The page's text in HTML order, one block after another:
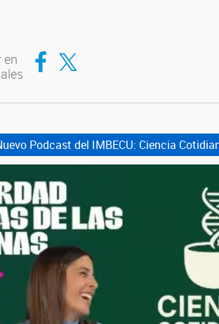
en
Compartir en Facebook
Compartir en Twitter
Podcast del IMBECU: Ciencia